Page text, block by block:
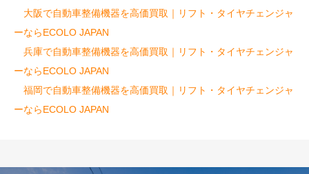
大阪で自動車整備機器を高価買取｜リフト・タイヤチェンジャ
ーならECOLO JAPAN
兵庫で自動車整備機器を高価買取｜リフト・タイヤチェンジャ
ーならECOLO JAPAN
福岡で自動車整備機器を高価買取｜リフト・タイヤチェンジャ
ーならECOLO JAPAN